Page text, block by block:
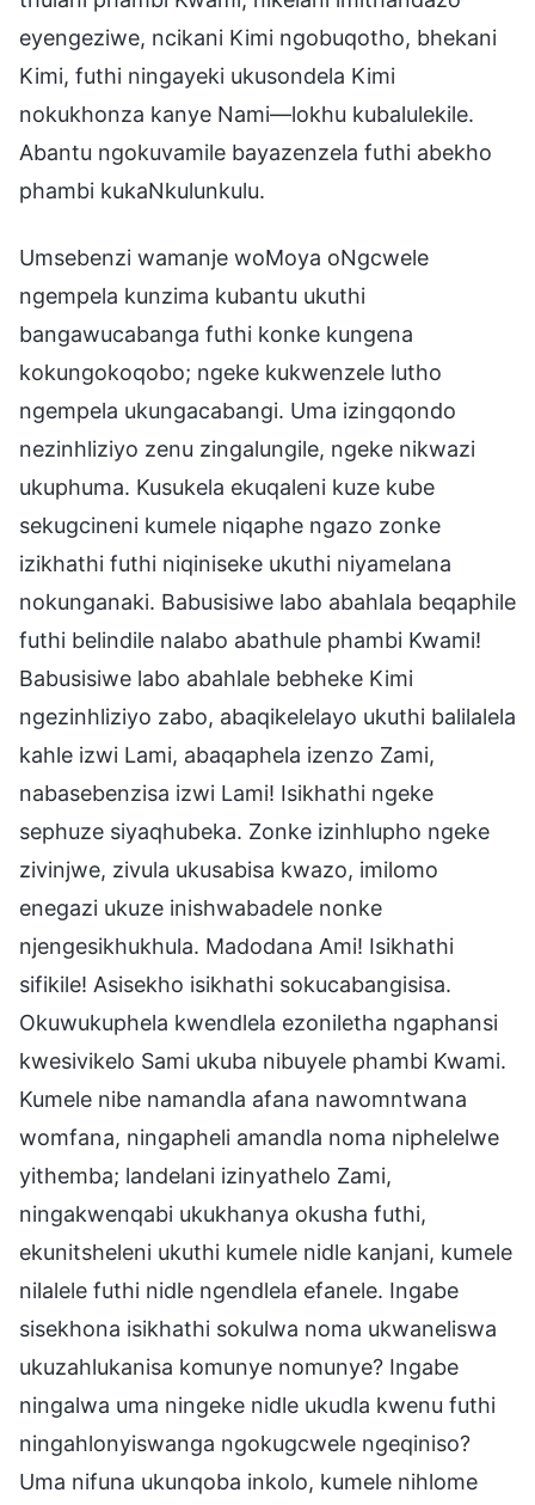
eyengeziwe, ncikani Kimi ngobuqotho, bhekani
Kimi, futhi ningayeki ukusondela Kimi
nokukhonza kanye Nami—lokhu kubalulekile.
Abantu ngokuvamile bayazenzela futhi abekho
phambi kukaNkulunkulu.
Umsebenzi wamanje woMoya oNgcwele
ngempela kunzima kubantu ukuthi
bangawucabanga futhi konke kungena
kokungokoqobo; ngeke kukwenzele lutho
ngempela ukungacabangi. Uma izingqondo
nezinhliziyo zenu zingalungile, ngeke nikwazi
ukuphuma. Kusukela ekuqaleni kuze kube
sekugcineni kumele niqaphe ngazo zonke
izikhathi futhi niqiniseke ukuthi niyamelana
nokunganaki. Babusisiwe labo abahlala beqaphile
futhi belindile nalabo abathule phambi Kwami!
Babusisiwe labo abahlale bebheke Kimi
ngezinhliziyo zabo, abaqikelelayo ukuthi balilalela
kahle izwi Lami, abaqaphela izenzo Zami,
nabasebenzisa izwi Lami! Isikhathi ngeke
sephuze siyaqhubeka. Zonke izinhlupho ngeke
zivinjwe, zivula ukusabisa kwazo, imilomo
enegazi ukuze inishwabadele nonke
njengesikhukhula. Madodana Ami! Isikhathi
sifikile! Asisekho isikhathi sokucabangisisa.
Okuwukuphela kwendlela ezoniletha ngaphansi
kwesivikelo Sami ukuba nibuyele phambi Kwami.
Kumele nibe namandla afana nawomntwana
womfana, ningapheli amandla noma niphelelwe
yithemba; landelani izinyathelo Zami,
ningakwenqabi ukukhanya okusha futhi,
ekunitsheleni ukuthi kumele nidle kanjani, kumele
nilalele futhi nidle ngendlela efanele. Ingabe
sisekhona isikhathi sokulwa noma ukwaneliswa
ukuzahlukanisa komunye nomunye? Ingabe
ningalwa uma ningeke nidle ukudla kwenu futhi
ningahlonyiswanga ngokugcwele ngeqiniso?
Uma nifuna ukunqoba inkolo, kumele nihlome